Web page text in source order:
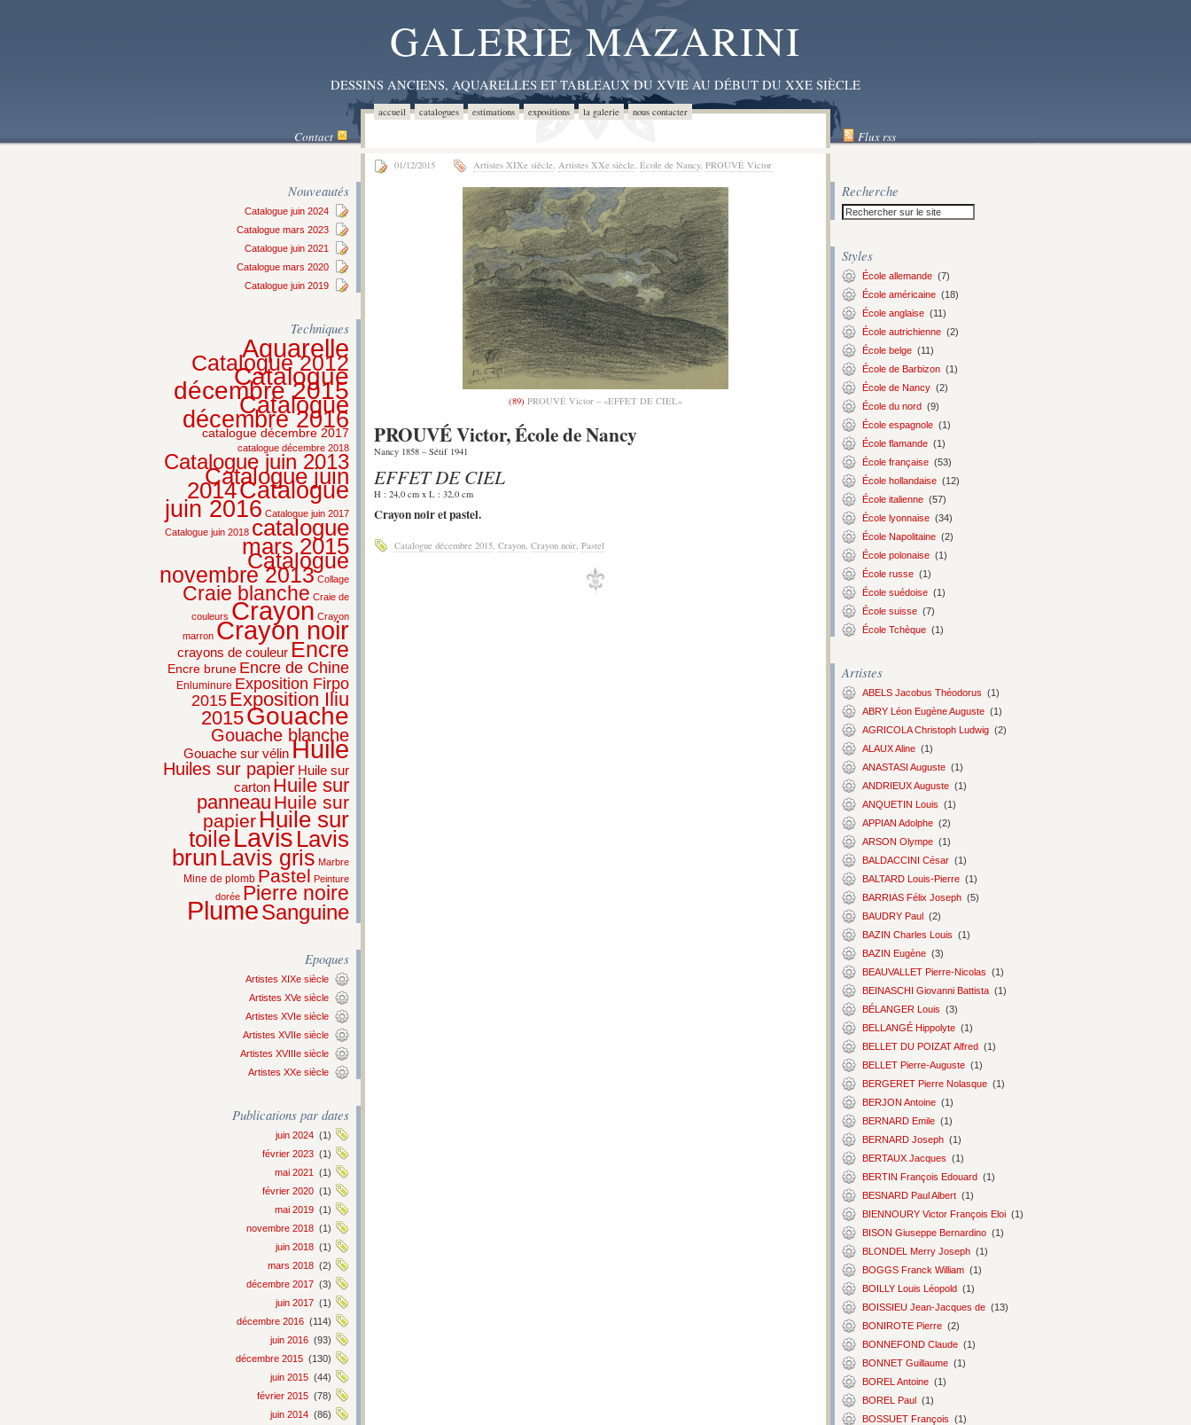
GALERIE MAZARINI
DESSINS ANCIENS, AQUARELLES ET TABLEAUX DU XVIE AU DÉBUT DU XXE SIÈCLE
accueil catalogues estimations expositions la galerie nous contacter
Contact Flux rss
Nouveautés
Catalogue juin 2024
Catalogue mars 2023
Catalogue juin 2021
Catalogue mars 2020
Catalogue juin 2019
Techniques
Aquarelle
Catalogue 2012
Catalogue
décembre 2015
Catalogue
décembre 2016
catalogue décembre 2017
catalogue décembre 2018
Catalogue juin 2013
Catalogue juin
2014Catalogue
juin 2016 Catalogue juin 2017
Catalogue juin 2018 catalogue
mars 2015
Catalogue
novembre 2013 Collage
Craie blanche Craie de
couleurs Crayon Crayon
marron Crayon noir
crayons de couleur Encre
Encre brune Encre de Chine
Enluminure Exposition Firpo
2015 Exposition Iliu
2015Gouache
Gouache blanche
Gouache sur vélinHuile
Huiles sur papier Huile sur
carton Huile sur
panneau Huile sur
papier Huile sur
toileLavis Lavis
brun Lavis gris Marbre
Mine de plomb Pastel Peinture
dorée Pierre noire
PlumeSanguine
Epoques
Artistes XIXe siècle
Artistes XVe siècle
Artistes XVIe siècle
Artistes XVIIe siècle
Artistes XVIIIe siècle
Artistes XXe siècle
Publications par dates
juin 2024 (1)
février 2023 (1)
mai 2021
(1)
février 2020 (1)
mai 2019 (1)
novembre 2018 (1)
juin 2018 (1)
mars 2018 (2)
décembre 2017 (3)
juin 2017 (1)
décembre 2016 (114)
juin 2016 (93)
décembre 2015 (130)
juin 2015 (44)
février 2015 (78)
juin 2014 (86)
01/12/2015 Artistes XIXe siècle, Artistes XXe siècle, École de Nancy, PROUVÉ Victor
(89) PROUVÉ Victor – «EFFET DE CIEL»
PROUVÉ Victor, École de Nancy
Nancy 1858 – Sétif 1941
EFFET DE CIEL
H : 24,0 cm x L : 32,0 cm
Crayon noir et pastel.
Catalogue décembre 2015 Crayon Crayon noir Pastel
Recherche
Styles
École allemande (7)
École américaine (18)
École anglaise (11)
École autrichienne (2)
École belge (11)
École de Barbizon (1)
École de Nancy (2)
École du nord (9)
École espagnole (1)
École flamande (1)
École française (53)
École hollandaise (12)
École italienne (57)
École lyonnaise (34)
École Napolitaine (2)
École polonaise (1)
École russe (1)
École suédoise (1)
École suisse (7)
École Tchèque (1)
Artistes
ABELS Jacobus Théodorus (1)
ABRY Léon Eugène Auguste (1)
AGRICOLA Christoph Ludwig (2)
ALAUX Aline (1)
ANASTASI Auguste (1)
ANDRIEUX Auguste (1)
ANQUETIN Louis (1)
APPIAN Adolphe (2)
ARSON Olympe (1)
BALDACCINI César (1)
BALTARD Louis-Pierre (1)
BARRIAS Félix Joseph (5)
BAUDRY Paul (2)
BAZIN Charles Louis (1)
BAZIN Eugène (3)
BEAUVALLET Pierre-Nicolas (1)
BEINASCHI Giovanni Battista (1)
BÉLANGER Louis (3)
BELLANGÉ Hippolyte (1)
BELLET DU POIZAT Alfred (1)
BELLET Pierre-Auguste (1)
BERGERET Pierre Nolasque (1)
BERJON Antoine (1)
BERNARD Emile (1)
BERNARD Joseph (1)
BERTAUX Jacques (1)
BERTIN François Edouard (1)
BESNARD Paul Albert (1)
BIENNOURY Victor François Eloi (1)
BISON Giuseppe Bernardino (1)
BLONDEL Merry Joseph (1)
BOGGS Franck William (1)
BOILLY Louis Léopold (1)
BOISSIEU Jean-Jacques de (13)
BONIROTE Pierre (2)
BONNEFOND Claude (1)
BONNET Guillaume (1)
BOREL Antoine (1)
BOREL Paul (1)
BOSSUET François (1)